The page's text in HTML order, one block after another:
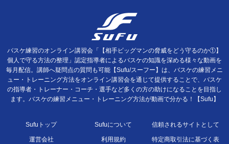
バスケ練習のオンライン講習会「【相手ビッグマンの脅威をどう守るのか①】
個人で守る方法の整理」認定指導者によるバスケの知識を深める様々な動画を
毎月配信。講師へ疑問点の質問も可能【Sufu/スーフー】は、バスケの練習メニ
ュー・トレーニング方法をオンライン講習会を通じて提供することで、バスケ
の指導者・トレーナー・コーチ・選手など多くの方の助けになることを目指し
ます。バスケの練習メニュー・トレーニング方法が動画で分かる！【Sufu】
Sufuトップ Sufuについて 信頼されるサイトとして
運営会社 利用規約 特定商取引法に基づく表